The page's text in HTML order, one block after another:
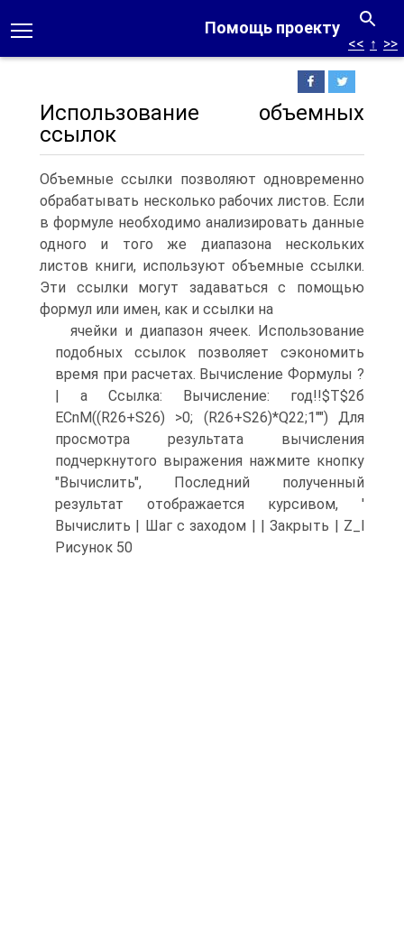
Помощь проекту
<< ↑ >>
Использование объемных
ссылок
Объемные ссылки позволяют одновременно
обрабатывать несколько рабочих листов. Если
в формуле необходимо анализировать данные
одного и того же диапазона нескольких
листов книги, используют объемные ссылки.
Эти ссылки могут задаваться с помощью
формул или имен, как и ссылки на
ячейки и диапазон ячеек. Использование
подобных ссылок позволяет сэкономить
время при расчетах. Вычисление Формулы ?
| а Ссылка: Вычисление: год!!$Т$2б
ECnM((R26+S26) >0; (R26+S26)*Q22;1"") Для
просмотра результата вычисления
подчеркнутого выражения нажмите кнопку
"Вычислить", Последний полученный
результат отображается курсивом, '
Вычислить | Шаг с заходом | | Закрыть | Z_l
Рисунок 50